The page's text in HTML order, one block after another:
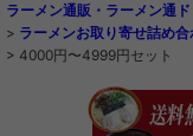
ラーメン通販・ラーメン通
> ラーメンお取り寄せ詰め
> 4000円〜4999円セット